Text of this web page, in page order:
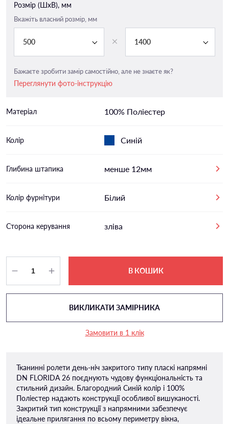
Розмір (ШxВ), мм
Вкажіть власний розмір, мм
500 1400
Бажаєте зробити замір самостійно, але не знаєте як?
Переглянути фото-інструкцію
Матеріал 100% Поліестер
Колір Синій
Глибина штапика менше 12мм
Колір фурнітури Білий
Сторона керування зліва
В КОШИК
ВИКЛИКАТИ ЗАМІРНИКА
Замовити в 1 клік
Тканинні ролети день-ніч закритого типу пласкі напрямні
DN FLORIDA 26 поєднують чудову функціональність та
стильний дизайн. Благородний Синій колір і 100%
Поліестер надають конструкції особливої ​​вишуканості.
Закритий тип конструкції з напрямними забезпечує
ідеальне прилягання по всьому периметру вікна,